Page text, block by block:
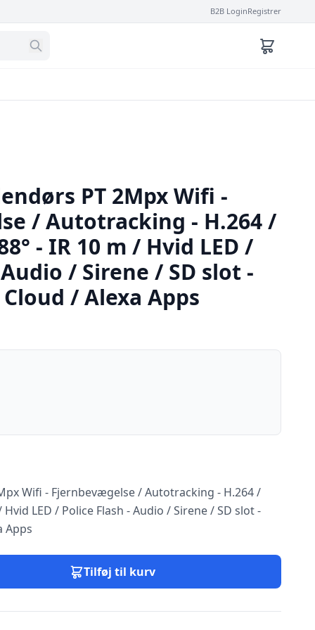
B2B LoginRegistrer
PT 2Mpx Wifi -
/ Autotracking - H.264 /
- IR 10 m / Hvid LED /
/ Sirene / SD slot -
/ Alexa Apps
Wifi - Fjernbevægelse / Autotracking - H.264 /
Hvid LED / Police Flash - Audio / Sirene / SD slot -
Apps
Tilføj til kurv